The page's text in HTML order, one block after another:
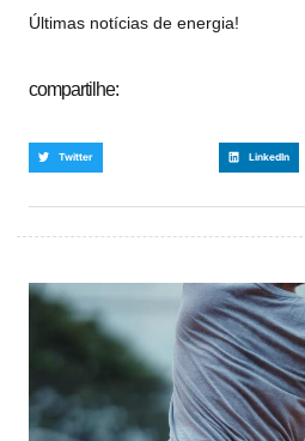
Últimas notícias de energia!
compartilhe:
Twitter LinkedIn